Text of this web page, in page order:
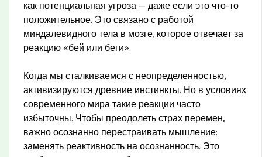
как потенциальная угроза — даже если это что-то
положительное. Это связано с работой
миндалевидного тела в мозге, которое отвечает за
реакцию «бей или беги».
Когда мы сталкиваемся с неопределенностью,
активизируются древние инстинкты. Но в условиях
современного мира такие реакции часто
избыточны. Чтобы преодолеть страх перемен,
важно осознанно перестраивать мышление:
заменять реактивность на осознанность. Это